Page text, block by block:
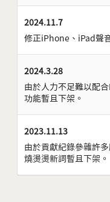
2024.11.7
修正iPhone、iPad聲
2024.3.28
由於人力不足難以配
功能暫且下架。
2023.11.13
由於貢獻紀錄參雜許
燒燙燙新詞暫且下架。